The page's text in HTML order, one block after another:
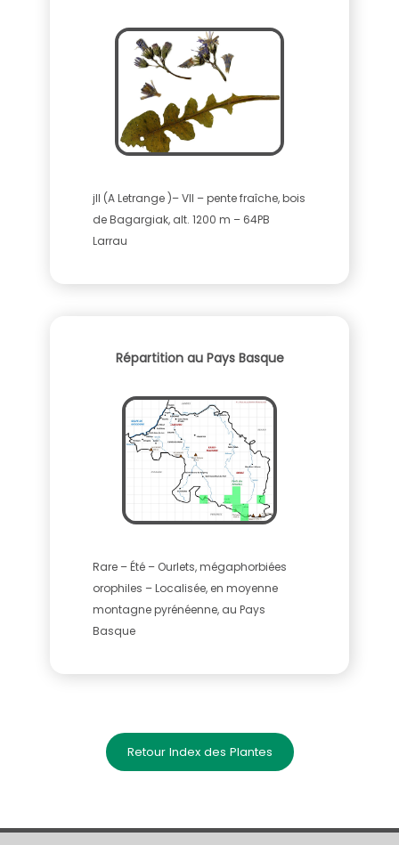
jll (A Letrange )– VII – pente fraîche, bois
de Bagargiak, alt. 1200 m – 64PB
Larrau
Répartition au Pays Basque
Rare – Été – Ourlets, mégaphorbiées
orophiles – Localisée, en moyenne
montagne pyrénéenne, au Pays
Basque
Retour Index des Plantes